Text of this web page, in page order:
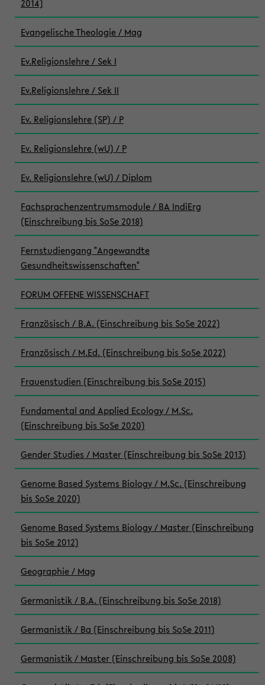
2014)
Evangelische Theologie / Mag
Ev.Religionslehre / Sek I
Ev.Religionslehre / Sek II
Ev. Religionslehre (SP) / P
Ev. Religionslehre (wU) / P
Ev. Religionslehre (wU) / Diplom
Fachsprachenzentrumsmodule / BA IndiErg
(Einschreibung bis SoSe 2018)
Fernstudiengang "Angewandte
Gesundheitswissenschaften"
FORUM OFFENE WISSENSCHAFT
Französisch / B.A. (Einschreibung bis SoSe 2022)
Französisch / M.Ed. (Einschreibung bis SoSe 2022)
Frauenstudien (Einschreibung bis SoSe 2015)
Fundamental and Applied Ecology / M.Sc.
(Einschreibung bis SoSe 2020)
Gender Studies / Master (Einschreibung bis SoSe 2013)
Genome Based Systems Biology / M.Sc. (Einschreibung
bis SoSe 2020)
Genome Based Systems Biology / Master (Einschreibung
bis SoSe 2012)
Geographie / Mag
Germanistik / B.A. (Einschreibung bis SoSe 2018)
Germanistik / Ba (Einschreibung bis SoSe 2011)
Germanistik / Master (Einschreibung bis SoSe 2008)